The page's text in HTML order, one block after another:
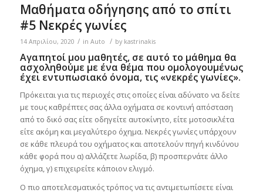
Μαθήματα οδήγησης από το σπίτι
#5 Νεκρές γωνίες
14 Απριλίου, 2020 / in Auto / by kastrinakis
Αγαπητοί μου μαθητές, σε αυτό το μάθημα θα
ασχοληθούμε με ένα θέμα που ομολογουμένως
έχει εντυπωσιακό όνομα, τις «νεκρές γωνίες».
Πρόκειται για τις περιοχές στις οποίες είναι αδύνατο να δείτε
με τους καθρέπτες σας άλλα οχήματα σε κοντινή απόσταση
από το δικό σας είτε οδηγείτε αυτοκίνητο, είτε μοτοσικλέτα
είτε ακόμη και μεγαλύτερο όχημα. Νεκρές γωνίες υπάρχουν
σε κάθε πλευρά του οχήματος και αποτελούν πηγή κινδύνου
κάθε φορά που α) αλλάζετε λωρίδα, β) προσπερνάτε άλλο
όχημα, γ) επιχειρείτε κάποιον ελιγμό.
Ο πιο αποτελεσματικός τρόπος να τις αντιμετωπίσετε είναι